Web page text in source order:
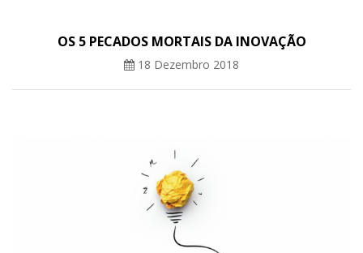
OS 5 PECADOS MORTAIS DA INOVAÇÃO
18 Dezembro 2018